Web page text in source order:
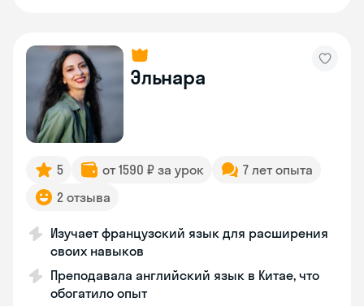
Эльнара
5 от 1590 ₽ за урок
7 лет опыта
2 отзыва
Изучает французский язык для расширения
своих навыков
Преподавала английский язык в Китае, что
обогатило опыт